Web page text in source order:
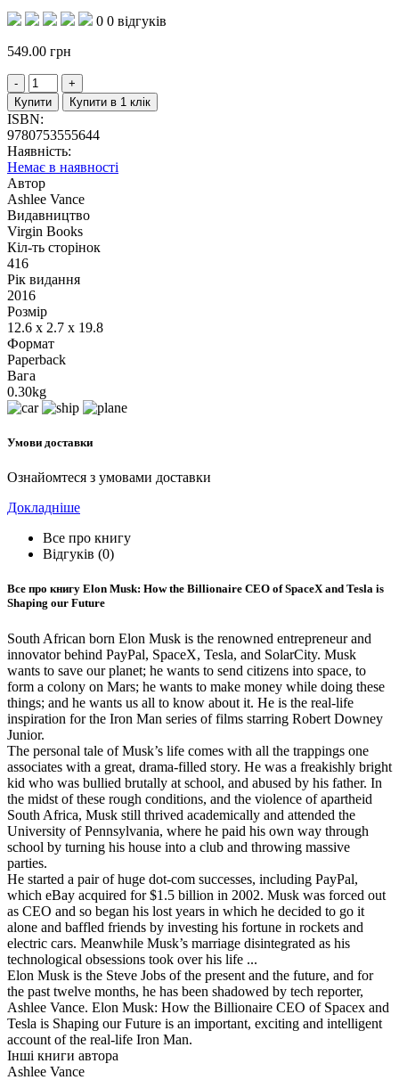
0 0 відгуків
549.00 грн
Купити Купити в 1 клік
ISBN:
9780753555644
Наявність:
Немає в наявності
Автор
Ashlee Vance
Видавництво
Virgin Books
Кіл-ть сторінок
416
Рік видання
2016
Розмір
12.6 x 2.7 x 19.8
Формат
Paperback
Вага
0.30kg
Умови доставки
Ознайомтеся з умовами доставки
Докладніше
Все про книгу
Відгуків (0)
Все про книгу Elon Musk: How the Billionaire CEO of SpaceX and Tesla is
Shaping our Future
South African born Elon Musk is the renowned entrepreneur and
innovator behind PayPal, SpaceX, Tesla, and SolarCity. Musk
wants to save our planet; he wants to send citizens into space, to
form a colony on Mars; he wants to make money while doing these
things; and he wants us all to know about it. He is the real-life
inspiration for the Iron Man series of films starring Robert Downey
Junior.
The personal tale of Musk’s life comes with all the trappings one
associates with a great, drama-filled story. He was a freakishly bright
kid who was bullied brutally at school, and abused by his father. In
the midst of these rough conditions, and the violence of apartheid
South Africa, Musk still thrived academically and attended the
University of Pennsylvania, where he paid his own way through
school by turning his house into a club and throwing massive
parties.
He started a pair of huge dot-com successes, including PayPal,
which eBay acquired for $1.5 billion in 2002. Musk was forced out
as CEO and so began his lost years in which he decided to go it
alone and baffled friends by investing his fortune in rockets and
electric cars. Meanwhile Musk’s marriage disintegrated as his
technological obsessions took over his life ...
Elon Musk is the Steve Jobs of the present and the future, and for
the past twelve months, he has been shadowed by tech reporter,
Ashlee Vance. Elon Musk: How the Billionaire CEO of Spacex and
Tesla is Shaping our Future is an important, exciting and intelligent
account of the real-life Iron Man.
Інші книги автора
Ashlee Vance